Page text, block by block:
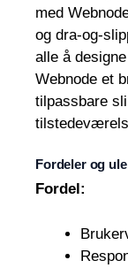
med
og dra-og-
alle å
Webnode et
tilpassbare
Fordeler og
Fordel: